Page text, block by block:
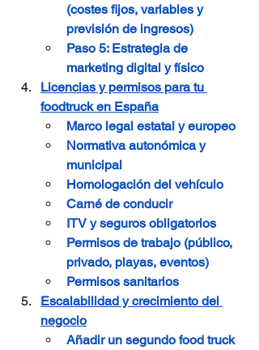
(costes fijos, variables y
previsión de ingresos)
Paso 5: Estrategia de
marketing digital y físico
Licencias y permisos para tu
foodtruck en España
Marco legal estatal y europeo
Normativa autonómica y
municipal
Homologación del vehículo
Carné de conducir
ITV y seguros obligatorios
Permisos de trabajo (público,
privado, playas, eventos)
Permisos sanitarios
Escalabilidad y crecimiento del
negocio
Añadir un segundo food truck